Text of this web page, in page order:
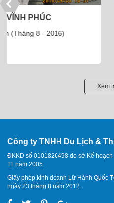
CÔNG TY CỔ PHẦN
Du lịch đảo Cô Tô 3 ngày 2
Xem
Công ty TNHH Du Lịch &
ĐKKD số 0101826498 do sở Kế
11 năm 2005.
Giấy phép kinh doanh Lữ Hành Quốc
ngày 23 tháng 8 năm 2012.